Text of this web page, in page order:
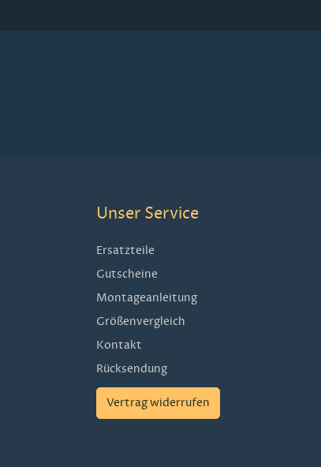
Unser Service
Ersatzteile
Gutscheine
Montageanleitung
Größenvergleich
Kontakt
Rücksendung
Vertrag widerrufen